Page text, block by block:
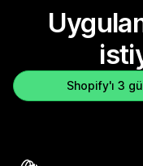
Shopify'ı 3